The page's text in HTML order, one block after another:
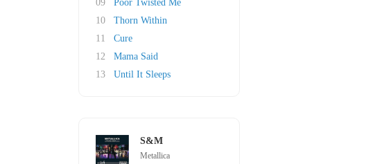
09
Poor Twisted Me
10
Thorn Within
11
Cure
12
Mama Said
13
Until It Sleeps
S&M
Metallica